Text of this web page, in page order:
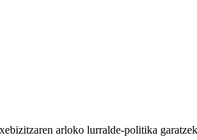
arloko lurralde-politika